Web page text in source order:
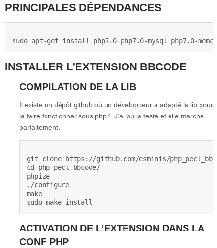
PRINCIPALES DÉPENDANCES
INSTALLER L’EXTENSION BBCODE
COMPILATION DE LA LIB
Il existe un dépôt github où un développeur a adapté la lib pour
la faire fonctionner sous php7. J’ai pu la testé et elle marche
parfaitement.
git clone https://github.com/esminis/
cd php_pecl_bbcode/
phpize
./configure
make
ACTIVATION DE L’EXTENSION DANS LA
CONF PHP